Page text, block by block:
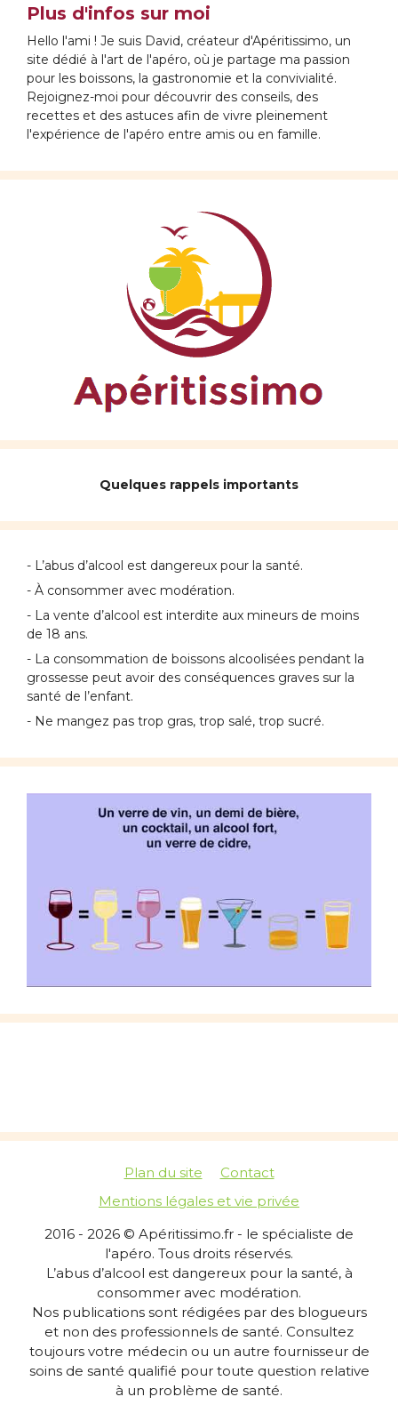
Plus d'infos sur moi
Hello l'ami ! Je suis David, créateur d'Apéritissimo, un
site dédié à l'art de l'apéro, où je partage ma passion
pour les boissons, la gastronomie et la convivialité.
Rejoignez-moi pour découvrir des conseils, des
recettes et des astuces afin de vivre pleinement
l'expérience de l'apéro entre amis ou en famille.
Quelques rappels importants
- L’abus d’alcool est dangereux pour la santé.
- À consommer avec modération.
- La vente d’alcool est interdite aux mineurs de moins
de 18 ans.
- La consommation de boissons alcoolisées pendant la
grossesse peut avoir des conséquences graves sur la
santé de l’enfant.
- Ne mangez pas trop gras, trop salé, trop sucré.
Plan du site
Contact
Mentions légales et vie privée
2016 - 2026 © Apéritissimo.fr - le spécialiste de
l'apéro. Tous droits réservés.
L’abus d’alcool est dangereux pour la santé, à
consommer avec modération.
Nos publications sont rédigées par des blogueurs
et non des professionnels de santé. Consultez
toujours votre médecin ou un autre fournisseur de
soins de santé qualifié pour toute question relative
à un problème de santé.